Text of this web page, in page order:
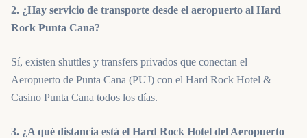
2. ¿Hay servicio de transporte desde el aeropuerto al Hard
Rock Punta Cana?
Sí, existen shuttles y transfers privados que conectan el
Aeropuerto de Punta Cana (PUJ) con el Hard Rock Hotel &
Casino Punta Cana todos los días.
3. ¿A qué distancia está el Hard Rock Hotel del Aeropuerto